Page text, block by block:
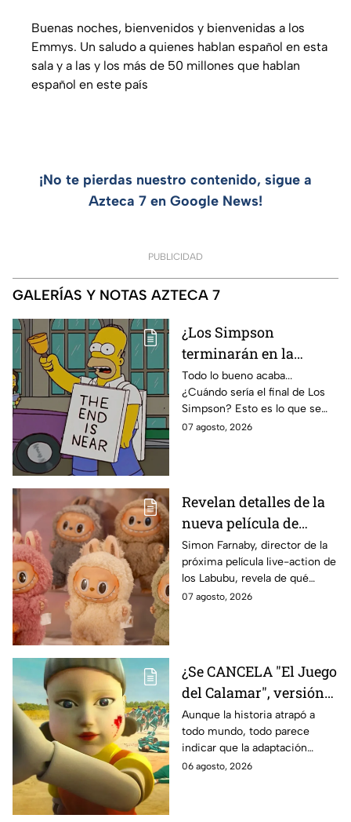
Buenas noches, bienvenidos y bienvenidas a los
Emmys. Un saludo a quienes hablan español en esta
sala y a las y los más de 50 millones que hablan
español en este país
¡No te pierdas nuestro contenido, sigue a
Azteca 7 en Google News!
PUBLICIDAD
GALERÍAS Y NOTAS AZTECA 7
¿Los Simpson
terminarán en la
temporada 40? Actriz
de Bart Simpson da
IMPACTANTE
declaración
Todo lo bueno acaba...
¿Cuándo sería el final de Los
Simpson? Esto es lo que se
sabe:
07 agosto, 2026
Revelan detalles de la
nueva película de
Labubu: de qué tratará
y cuándo se estrena
Simon Farnaby, director de la
próxima película live-action de
los Labubu, revela de qué
tratará la cinta. Aquí te
07 agosto, 2026
¿Se CANCELA "El Juego
del Calamar", versión
Estados Unidos? Esto
es lo que se sabe al
momento
Aunque la historia atrapó a
todo mundo, todo parece
indicar que la adaptación
podría ser cancelada:
06 agosto, 2026